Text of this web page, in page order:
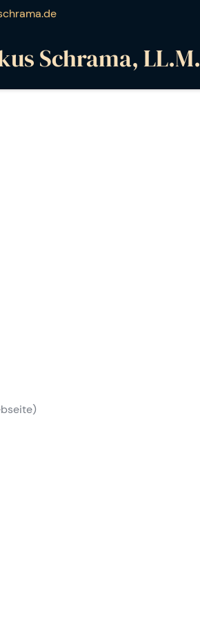
Schrama, LL.M.